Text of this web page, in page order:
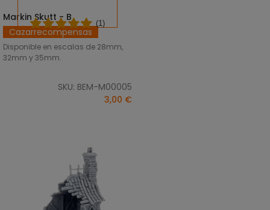
SELECCIONAR OPCIONES
Markin Skutt - B
Cazarrecompensas
Disponible en escalas de 28mm,
32mm y 35mm.
SKU: BEM-M00005
(1)
3,00 €